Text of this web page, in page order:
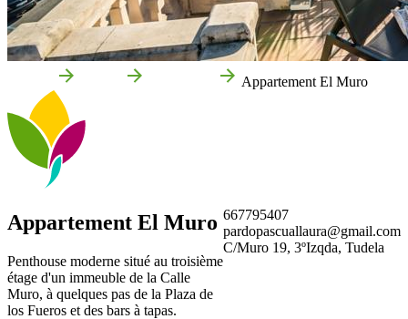
Appartement El Muro
Appartement El Muro
Penthouse moderne situé au troisième
étage d'un immeuble de la Calle
Muro, à quelques pas de la Plaza de
los Fueros et des bars à tapas.
667795407
pardopascuallaura@gmail.com
C/Muro 19, 3ºIzqda, Tudela